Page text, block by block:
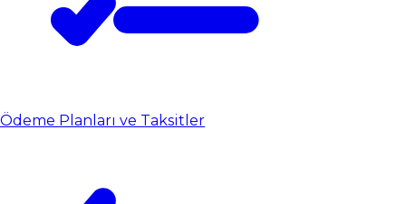
Ödeme Planları ve Taksitler